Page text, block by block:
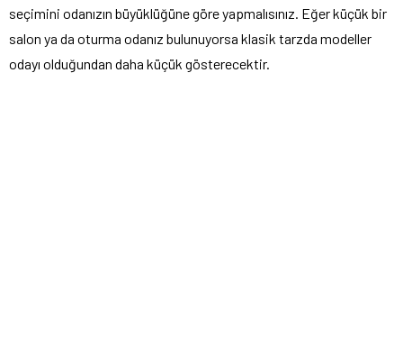
seçimini odanızın büyüklüğüne göre yapmalısınız. Eğer küçük bir
salon ya da oturma odanız bulunuyorsa klasik tarzda modeller
odayı olduğundan daha küçük gösterecektir.